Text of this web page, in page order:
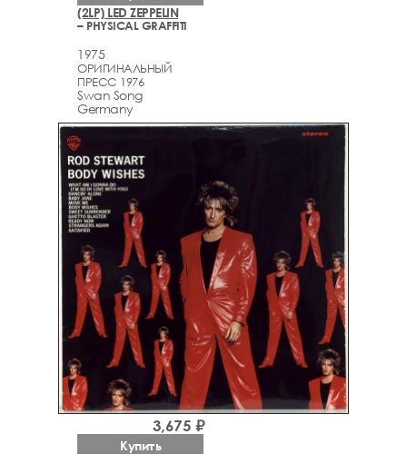
(2LP) LED ZEPPELIN
– PHYSICAL GRAFFITI
1975
ОРИГИНАЛЬНЫЙ
ПРЕСС 1976
Swan Song
Germany
3,675 ₽
Купить